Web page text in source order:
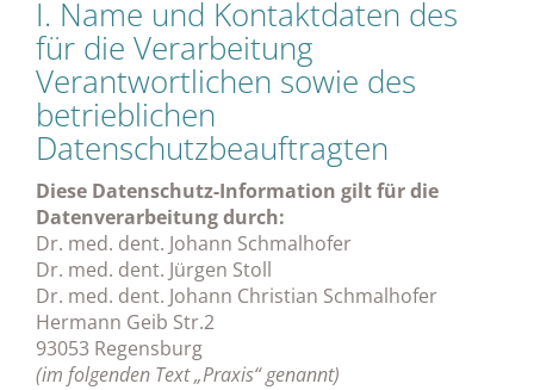
I. Name und Kontaktdaten des
für die Verarbeitung
Verantwortlichen sowie des
betrieblichen
Datenschutzbeauftragten
Diese Datenschutz-Information gilt für die
Datenverarbeitung durch:
Dr. med. dent. Johann Schmalhofer
Dr. med. dent. Jürgen Stoll
Dr. med. dent. Johann Christian Schmalhofer
Hermann Geib Str.2
93053 Regensburg
(im folgenden Text „Praxis“ genannt)